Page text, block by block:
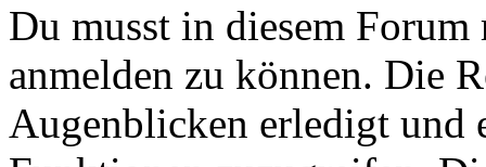
Du musst in diesem
anmelden zu können. Die
Augenblicken erledigt und